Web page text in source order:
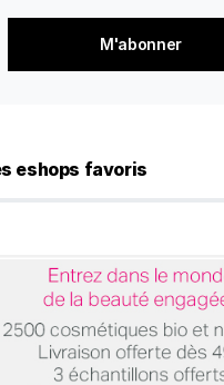
eshops favoris